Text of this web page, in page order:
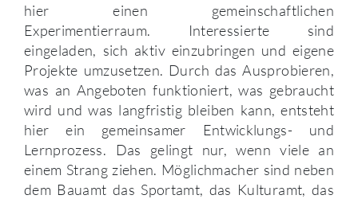
hier einen gemeinschaftlichen
Experimentierraum. Interessierte sind
eingeladen, sich aktiv einzubringen und eigene
Projekte umzusetzen. Durch das Ausprobieren,
was an Angeboten funktioniert, was gebraucht
wird und was langfristig bleiben kann, entsteht
hier ein gemeinsamer Entwicklungs- und
Lernprozess. Das gelingt nur, wenn viele an
einem Strang ziehen. Möglichmacher sind neben
dem Bauamt das Sportamt, das Kulturamt, das